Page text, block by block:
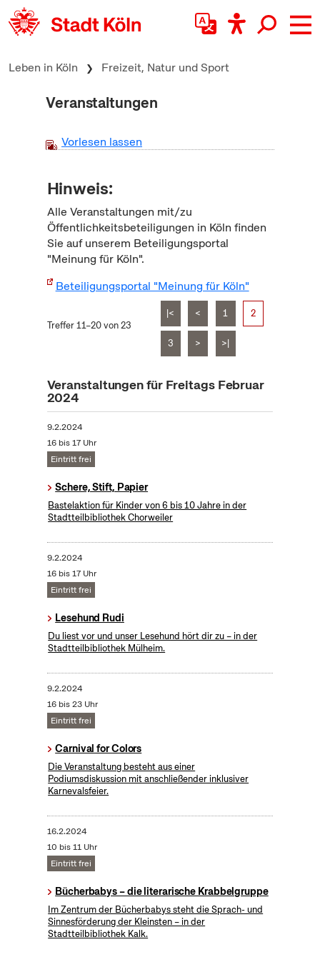
zum Inhalt springen
Leben in Köln Freizeit, Natur und Sport
Veranstaltungen
Vorlesen lassen
Hinweis:
Alle Veranstaltungen mit/zu
Öffentlichkeitsbeteiligungen in Köln finden
Sie auf unserem Beteiligungsportal
"Meinung für Köln".
Beteiligungsportal "Meinung für Köln"
Treffer 11–20 von 23
|< < 1 2
3 > >|
Veranstaltungen für Freitags Februar
2024
9.2.2024
16 bis 17 Uhr
Eintritt frei
Schere, Stift, Papier
Bastelaktion für Kinder von 6 bis 10 Jahre in der
Stadtteilbibliothek Chorweiler
9.2.2024
16 bis 17 Uhr
Eintritt frei
Lesehund Rudi
Du liest vor und unser Lesehund hört dir zu – in der
Stadtteilbibliothek Mülheim.
9.2.2024
16 bis 23 Uhr
Eintritt frei
Carnival for Colors
Die Veranstaltung besteht aus einer
Podiumsdiskussion mit anschließender inklusiver
Karnevalsfeier.
16.2.2024
10 bis 11 Uhr
Eintritt frei
Bücherbabys – die literarische Krabbelgruppe
Im Zentrum der Bücherbabys steht die Sprach- und
Sinnesförderung der Kleinsten – in der
Stadtteilbibliothek Kalk.